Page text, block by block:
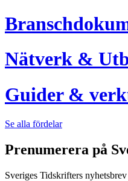
Nätverk &
Guider &
Se alla fördelar
Prenumerera på
Sveriges Tidskrifters